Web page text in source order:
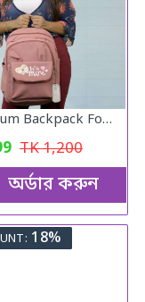
Premium Backpack For Girls (copy colour)
TK1,200
অর্ডার করুন
18%